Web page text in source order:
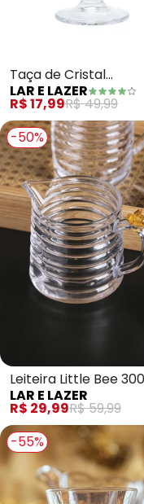
Taça de Cristal
(Coração) 300 Ml
LAR E LAZER
R$ 17,99R$ 49,99
-50%
Leiteira Little Bee
LAR E LAZER
R$ 29,99R$ 59,99
-55%